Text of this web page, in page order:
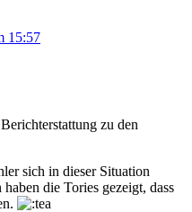
15:57
zu den
sich in dieser Situation
die Tories gezeigt, dass